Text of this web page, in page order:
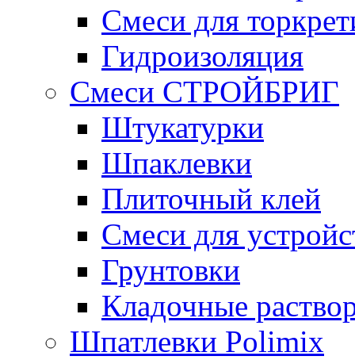
Смеси для
Гидроизоляция
Смеси СТРОЙБРИГ
Штукатурки
Шпаклевки
Плиточный клей
Смеси для
Грунтовки
Кладочные
Шпатлевки Polimix